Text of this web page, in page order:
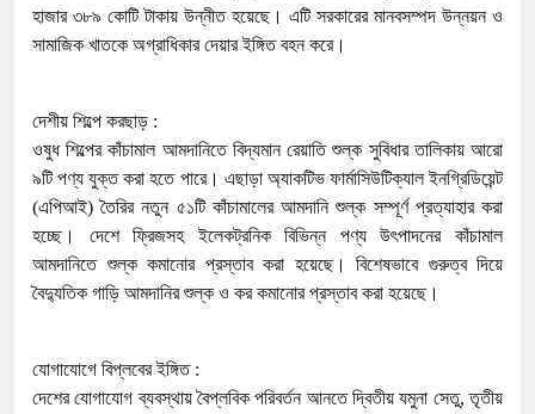
হাজার ৩৮৯ কোটি টাকায় উন্নীত হয়েছে। এটি সরকারের মানবসম্পদ উন্নয়ন ও
সামাজিক খাতকে অগ্রাধিকার দেয়ার ইঙ্গিত বহন করে।
দেশীয় শিল্পে করছাড় :
ওষুধ শিল্পের কাঁচামাল আমদানিতে বিদ্যমান রেয়াতি শুল্ক সুবিধার তালিকায় আরো
৯টি পণ্য যুক্ত করা হতে পারে। এছাড়া অ্যাকটিভ ফার্মাসিউটিক্যাল ইনগ্রিডিয়েন্ট
(এপিআই) তৈরির নতুন ৫১টি কাঁচামালের আমদানি শুল্ক সম্পূর্ণ প্রত্যাহার করা
হচ্ছে। দেশে ফ্রিজসহ ইলেকট্রনিক বিভিন্ন পণ্য উৎপাদনের কাঁচামাল
আমদানিতে শুল্ক কমানোর প্রস্তাব করা হয়েছে। বিশেষভাবে গুরুত্ব দিয়ে
বৈদ্যুতিক গাড়ি আমদানির শুল্ক ও কর কমানোর প্রস্তাব করা হয়েছে।
যোগাযোগে বিপ্লবের ইঙ্গিত :
দেশের যোগাযোগ ব্যবস্থায় বৈপ্লবিক পরিবর্তন আনতে দ্বিতীয় যমুনা সেতু, তৃতীয়